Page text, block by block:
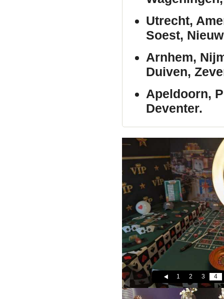
Utrecht,
Soest,
Arnhem,
Duiven,
Apeldoorn,
Deventer.
1 2 3 4